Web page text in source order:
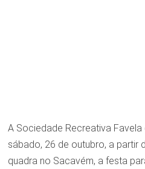
A Sociedade Recreativa
sábado, 26 de outubro, a partir
quadra no Sacavém, a festa